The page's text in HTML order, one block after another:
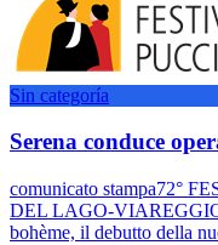
Sin categoría
Serena conduce
comunicato stampa72°
DEL LAGO-
bohème, il debutto della